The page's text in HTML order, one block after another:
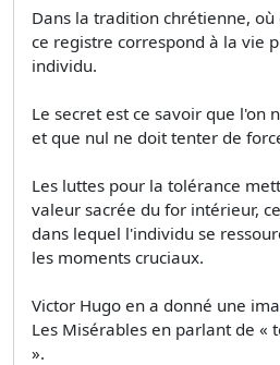
Dans la tradition chrétienne,
ce registre correspond à la vie
individu.
Le secret est ce savoir que l'on
et que nul ne doit tenter de
Les luttes pour la tolérance
valeur sacrée du for intérieur,
dans lequel l'individu se
les moments cruciaux.
Victor Hugo en a donné une
Les Misérables en parlant de «
».